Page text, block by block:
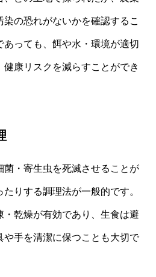
の恐れがないかを確認するこ
あっても、餌や水・環境が適切
康リスクを減らすことができ
菌・寄生虫を死滅させることが
りする調理法が一般的です。
・乾燥が有効であり、生食は避
や手を清潔に保つことも大切で